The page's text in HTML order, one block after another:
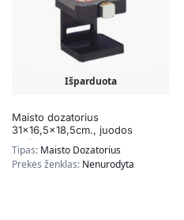
Išparduota
Maisto dozatorius
31×16,5×18,5cm., juodos
spalvos
Tipas: Maisto Dozatorius
Prekės ženklas: Nenurodyta